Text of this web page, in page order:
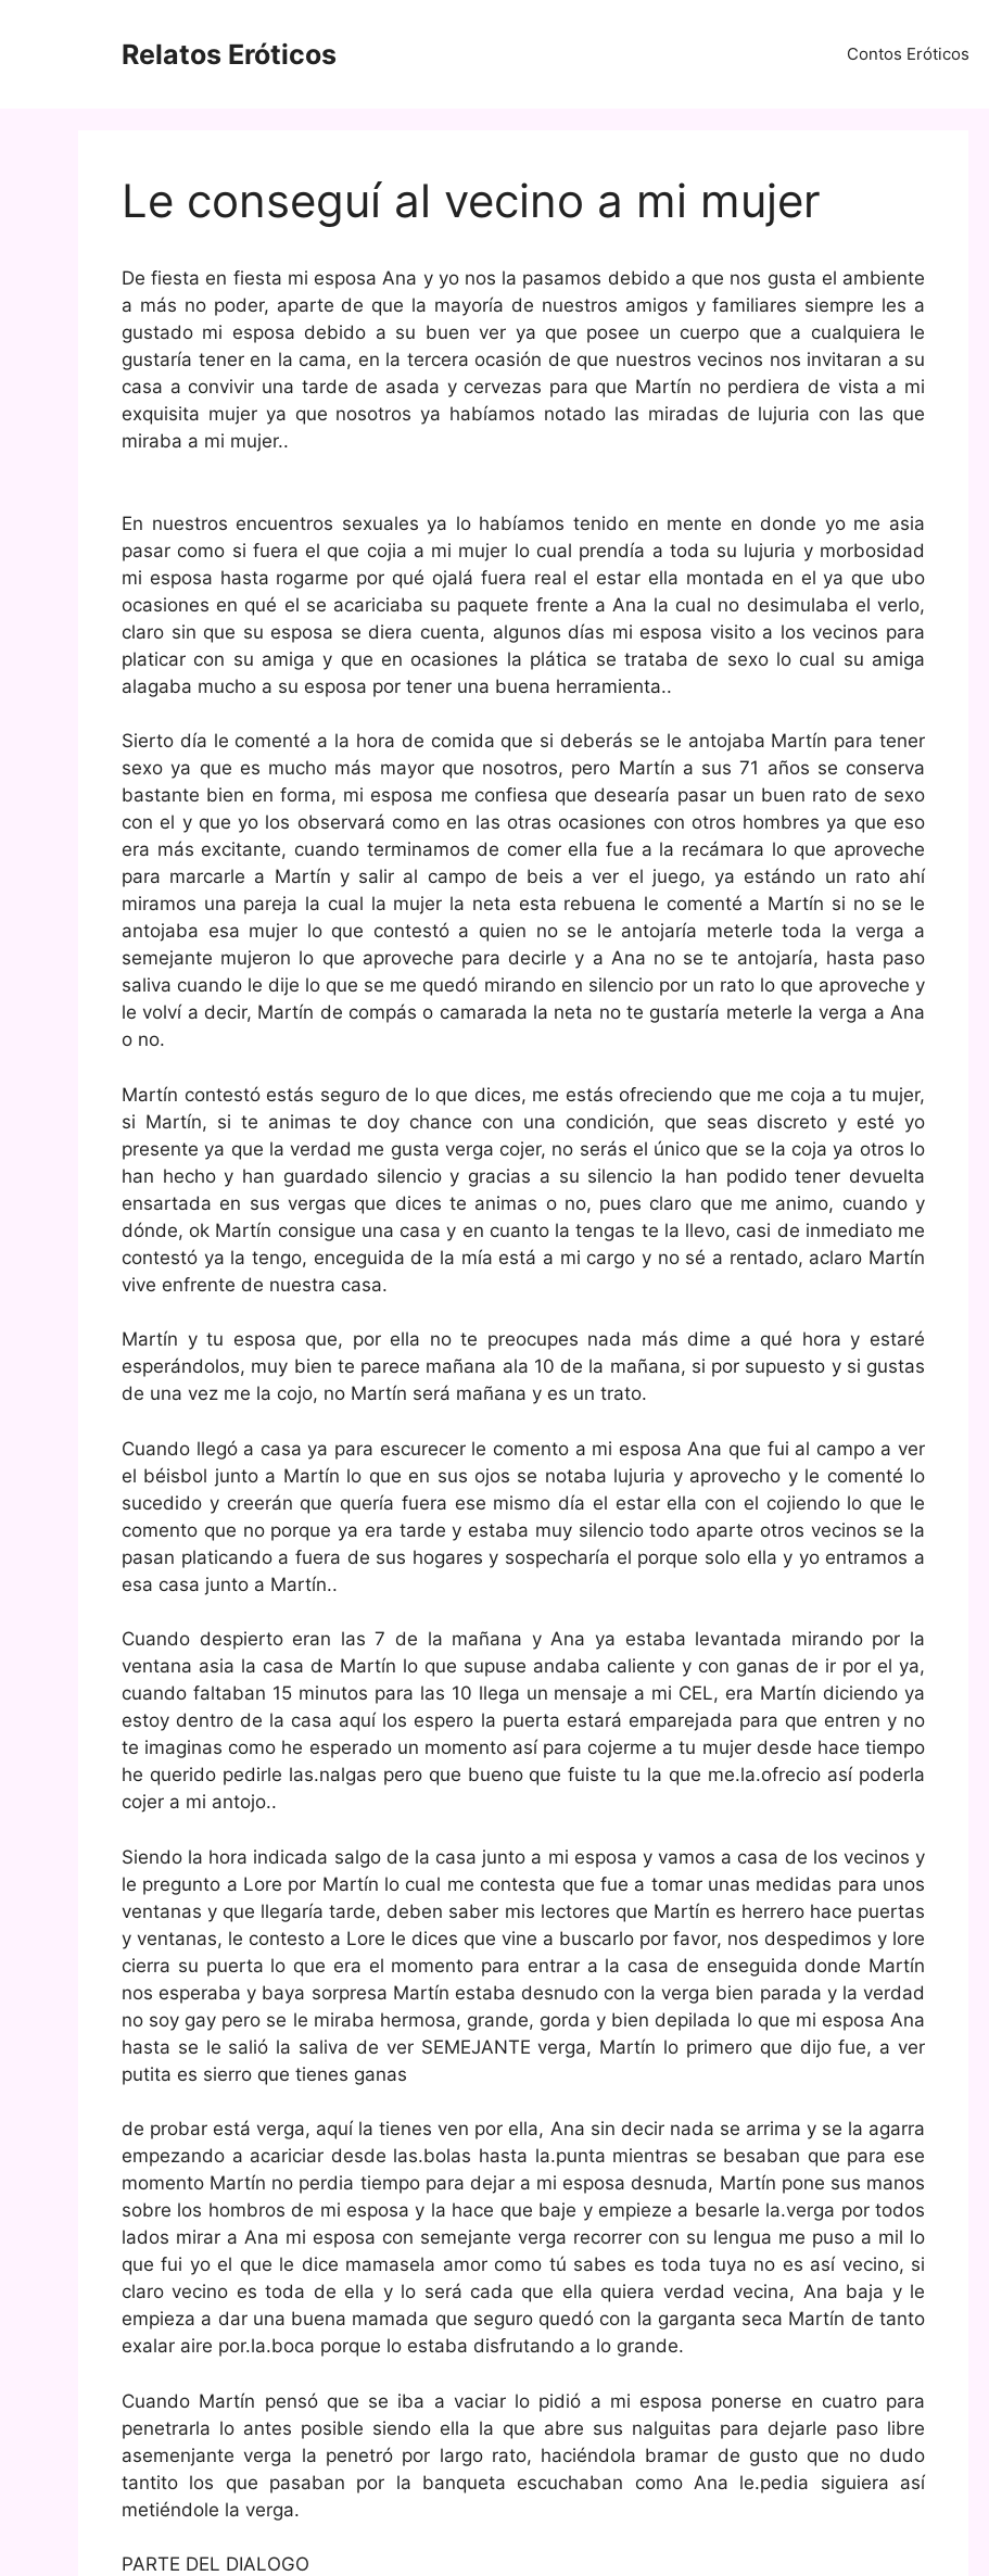
Relatos Eróticos Contos Eróticos
Le conseguí al vecino a mi mujer
De fiesta en fiesta mi esposa Ana y yo nos la pasamos debido a que nos gusta el ambiente
a más no poder, aparte de que la mayoría de nuestros amigos y familiares siempre les a
gustado mi esposa debido a su buen ver ya que posee un cuerpo que a cualquiera le
gustaría tener en la cama, en la tercera ocasión de que nuestros vecinos nos invitaran a su
casa a convivir una tarde de asada y cervezas para que Martín no perdiera de vista a mi
exquisita mujer ya que nosotros ya habíamos notado las miradas de lujuria con las que
miraba a mi mujer..
En nuestros encuentros sexuales ya lo habíamos tenido en mente en donde yo me asia
pasar como si fuera el que cojia a mi mujer lo cual prendía a toda su lujuria y morbosidad
mi esposa hasta rogarme por qué ojalá fuera real el estar ella montada en el ya que ubo
ocasiones en qué el se acariciaba su paquete frente a Ana la cual no desimulaba el verlo,
claro sin que su esposa se diera cuenta, algunos días mi esposa visito a los vecinos para
platicar con su amiga y que en ocasiones la plática se trataba de sexo lo cual su amiga
alagaba mucho a su esposa por tener una buena herramienta..
Sierto día le comenté a la hora de comida que si deberás se le antojaba Martín para tener
sexo ya que es mucho más mayor que nosotros, pero Martín a sus 71 años se conserva
bastante bien en forma, mi esposa me confiesa que desearía pasar un buen rato de sexo
con el y que yo los observará como en las otras ocasiones con otros hombres ya que eso
era más excitante, cuando terminamos de comer ella fue a la recámara lo que aproveche
para marcarle a Martín y salir al campo de beis a ver el juego, ya estándo un rato ahí
miramos una pareja la cual la mujer la neta esta rebuena le comenté a Martín si no se le
antojaba esa mujer lo que contestó a quien no se le antojaría meterle toda la verga a
semejante mujeron lo que aproveche para decirle y a Ana no se te antojaría, hasta paso
saliva cuando le dije lo que se me quedó mirando en silencio por un rato lo que aproveche y
le volví a decir, Martín de compás o camarada la neta no te gustaría meterle la verga a Ana
o no.
Martín contestó estás seguro de lo que dices, me estás ofreciendo que me coja a tu mujer,
si Martín, si te animas te doy chance con una condición, que seas discreto y esté yo
presente ya que la verdad me gusta verga cojer, no serás el único que se la coja ya otros lo
han hecho y han guardado silencio y gracias a su silencio la han podido tener devuelta
ensartada en sus vergas que dices te animas o no, pues claro que me animo, cuando y
dónde, ok Martín consigue una casa y en cuanto la tengas te la llevo, casi de inmediato me
contestó ya la tengo, enceguida de la mía está a mi cargo y no sé a rentado, aclaro Martín
vive enfrente de nuestra casa.
Martín y tu esposa que, por ella no te preocupes nada más dime a qué hora y estaré
esperándolos, muy bien te parece mañana ala 10 de la mañana, si por supuesto y si gustas
de una vez me la cojo, no Martín será mañana y es un trato.
Cuando llegó a casa ya para escurecer le comento a mi esposa Ana que fui al campo a ver
el béisbol junto a Martín lo que en sus ojos se notaba lujuria y aprovecho y le comenté lo
sucedido y creerán que quería fuera ese mismo día el estar ella con el cojiendo lo que le
comento que no porque ya era tarde y estaba muy silencio todo aparte otros vecinos se la
pasan platicando a fuera de sus hogares y sospecharía el porque solo ella y yo entramos a
esa casa junto a Martín..
Cuando despierto eran las 7 de la mañana y Ana ya estaba levantada mirando por la
ventana asia la casa de Martín lo que supuse andaba caliente y con ganas de ir por el ya,
cuando faltaban 15 minutos para las 10 llega un mensaje a mi CEL, era Martín diciendo ya
estoy dentro de la casa aquí los espero la puerta estará emparejada para que entren y no
te imaginas como he esperado un momento así para cojerme a tu mujer desde hace tiempo
he querido pedirle las.nalgas pero que bueno que fuiste tu la que me.la.ofrecio así poderla
cojer a mi antojo..
Siendo la hora indicada salgo de la casa junto a mi esposa y vamos a casa de los vecinos y
le pregunto a Lore por Martín lo cual me contesta que fue a tomar unas medidas para unos
ventanas y que llegaría tarde, deben saber mis lectores que Martín es herrero hace puertas
y ventanas, le contesto a Lore le dices que vine a buscarlo por favor, nos despedimos y lore
cierra su puerta lo que era el momento para entrar a la casa de enseguida donde Martín
nos esperaba y baya sorpresa Martín estaba desnudo con la verga bien parada y la verdad
no soy gay pero se le miraba hermosa, grande, gorda y bien depilada lo que mi esposa Ana
hasta se le salió la saliva de ver SEMEJANTE verga, Martín lo primero que dijo fue, a ver
putita es sierro que tienes ganas
de probar está verga, aquí la tienes ven por ella, Ana sin decir nada se arrima y se la agarra
empezando a acariciar desde las.bolas hasta la.punta mientras se besaban que para ese
momento Martín no perdia tiempo para dejar a mi esposa desnuda, Martín pone sus manos
sobre los hombros de mi esposa y la hace que baje y empieze a besarle la.verga por todos
lados mirar a Ana mi esposa con semejante verga recorrer con su lengua me puso a mil lo
que fui yo el que le dice mamasela amor como tú sabes es toda tuya no es así vecino, si
claro vecino es toda de ella y lo será cada que ella quiera verdad vecina, Ana baja y le
empieza a dar una buena mamada que seguro quedó con la garganta seca Martín de tanto
exalar aire por.la.boca porque lo estaba disfrutando a lo grande.
Cuando Martín pensó que se iba a vaciar lo pidió a mi esposa ponerse en cuatro para
penetrarla lo antes posible siendo ella la que abre sus nalguitas para dejarle paso libre
asemenjante verga la penetró por largo rato, haciéndola bramar de gusto que no dudo
tantito los que pasaban por la banqueta escuchaban como Ana le.pedia siguiera así
metiéndole la verga.
PARTE DEL DIALOGO